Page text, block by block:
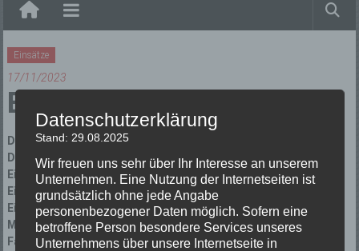
Einsätze
17/11/2023
B2 DLK
Datum:17/11/2023 um 0:09 Uhr
Dauer:33 Minuten
Einsatzart:Brandeinsatz
Einsatzort:Biederbach Talstraße
Einsatzleiter:Thomas Dufner
Mannschaftsstärke:14
Fahrzeuge: Florian Elzach 1/10,Florian Elzach 1/44
Datenschutzerklärung
Stand: 29.08.2025
Wir freuen uns sehr über Ihr Interesse an unserem
Unternehmen. Eine Nutzung der Internetseiten ist
grundsätzlich ohne jede Angabe
personenbezogener Daten möglich. Sofern eine
betroffene Person besondere Services unseres
Unternehmens über unsere Internetseite in